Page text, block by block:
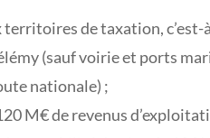
de taxation,
(sauf voirie et ports
nationale) ;
M€ de revenus